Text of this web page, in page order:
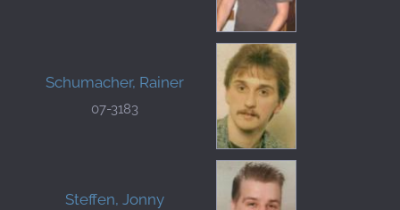
Schumacher, Rainer
07-3183
Steffen, Jonny